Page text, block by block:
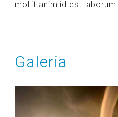
mollit anim id est laborum.
Galeria